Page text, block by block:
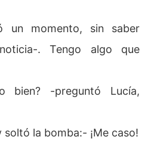
un momento, sin saber
. Tengo algo que
bien? -preguntó Lucía,
la bomba:- ¡Me caso!